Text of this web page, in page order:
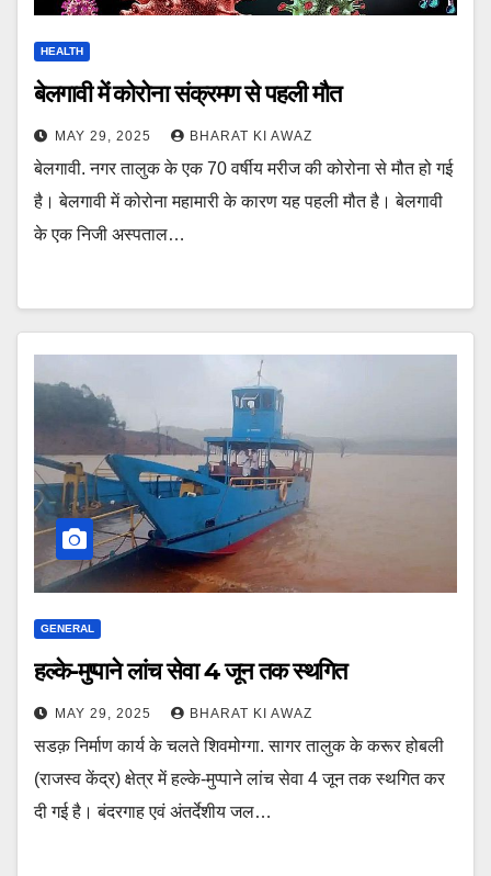
HEALTH
बेलगावी में कोरोना संक्रमण से पहली मौत
MAY 29, 2025 BHARAT KI AWAZ
बेलगावी. नगर तालुक के एक 70 वर्षीय मरीज की कोरोना से मौत हो गई
है। बेलगावी में कोरोना महामारी के कारण यह पहली मौत है। बेलगावी
के एक निजी अस्पताल…
GENERAL
हल्के-मुप्पाने लांच सेवा 4 जून तक स्थगित
MAY 29, 2025 BHARAT KI AWAZ
सडक़ निर्माण कार्य के चलते शिवमोग्गा. सागर तालुक के करूर होबली
(राजस्व केंद्र) क्षेत्र में हल्के-मुप्पाने लांच सेवा 4 जून तक स्थगित कर
दी गई है। बंदरगाह एवं अंतर्देशीय जल…